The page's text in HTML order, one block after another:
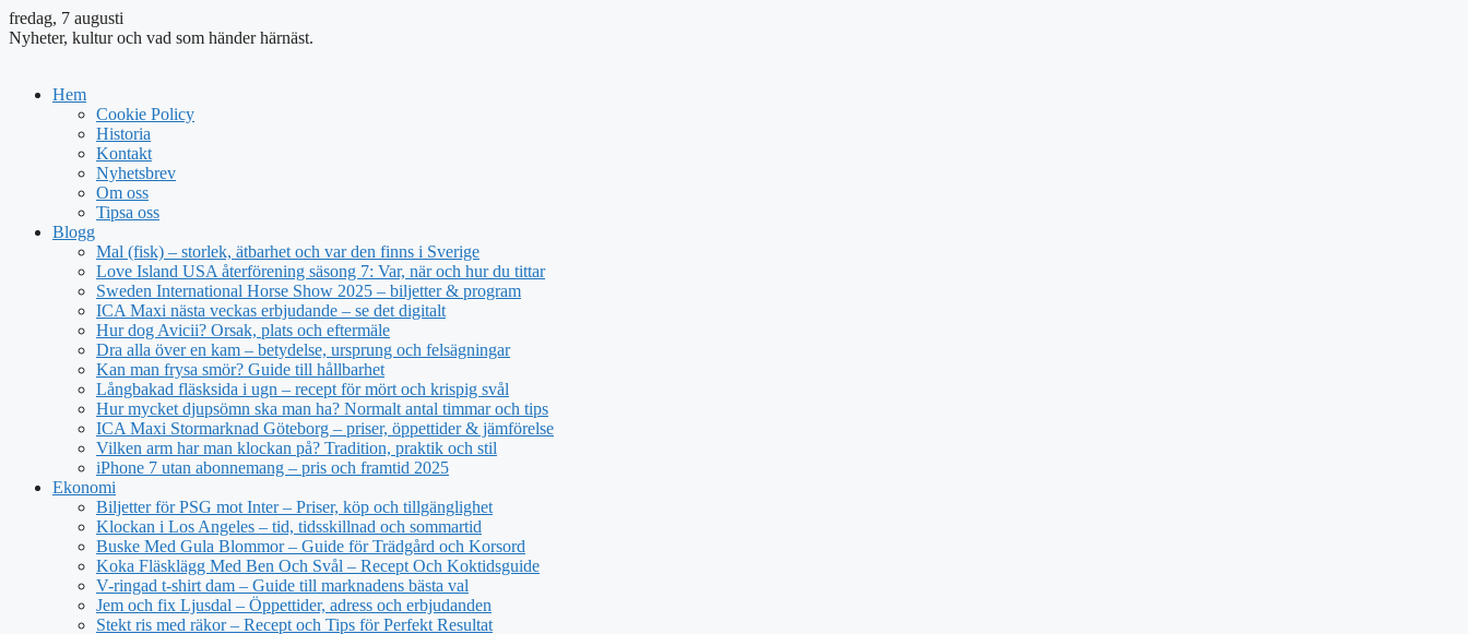
fredag, 7 augusti
Nyheter, kultur och vad som händer härnäst.
Hem
Cookie Policy
Historia
Kontakt
Nyhetsbrev
Om oss
Tipsa oss
Blogg
Mal (fisk) – storlek, ätbarhet och var den finns i Sverige
Love Island USA återförening säsong 7: Var, när och hur du tittar
Sweden International Horse Show 2025 – biljetter & program
ICA Maxi nästa veckas erbjudande – se det digitalt
Hur dog Avicii? Orsak, plats och eftermäle
Dra alla över en kam – betydelse, ursprung och felsägningar
Kan man frysa smör? Guide till hållbarhet
Långbakad fläsksida i ugn – recept för mört och krispig svål
Hur mycket djupsömn ska man ha? Normalt antal timmar och tips
ICA Maxi Stormarknad Göteborg – priser, öppettider & jämförelse
Vilken arm har man klockan på? Tradition, praktik och stil
iPhone 7 utan abonnemang – pris och framtid 2025
Ekonomi
Biljetter för PSG mot Inter – Priser, köp och tillgänglighet
Klockan i Los Angeles – tid, tidsskillnad och sommartid
Buske Med Gula Blommor – Guide för Trädgård och Korsord
Koka Fläsklägg Med Ben Och Svål – Recept Och Koktidsguide
V-ringad t-shirt dam – Guide till marknadens bästa val
Jem och fix Ljusdal – Öppettider, adress och erbjudanden
Stekt ris med räkor – Recept och Tips för Perfekt Resultat